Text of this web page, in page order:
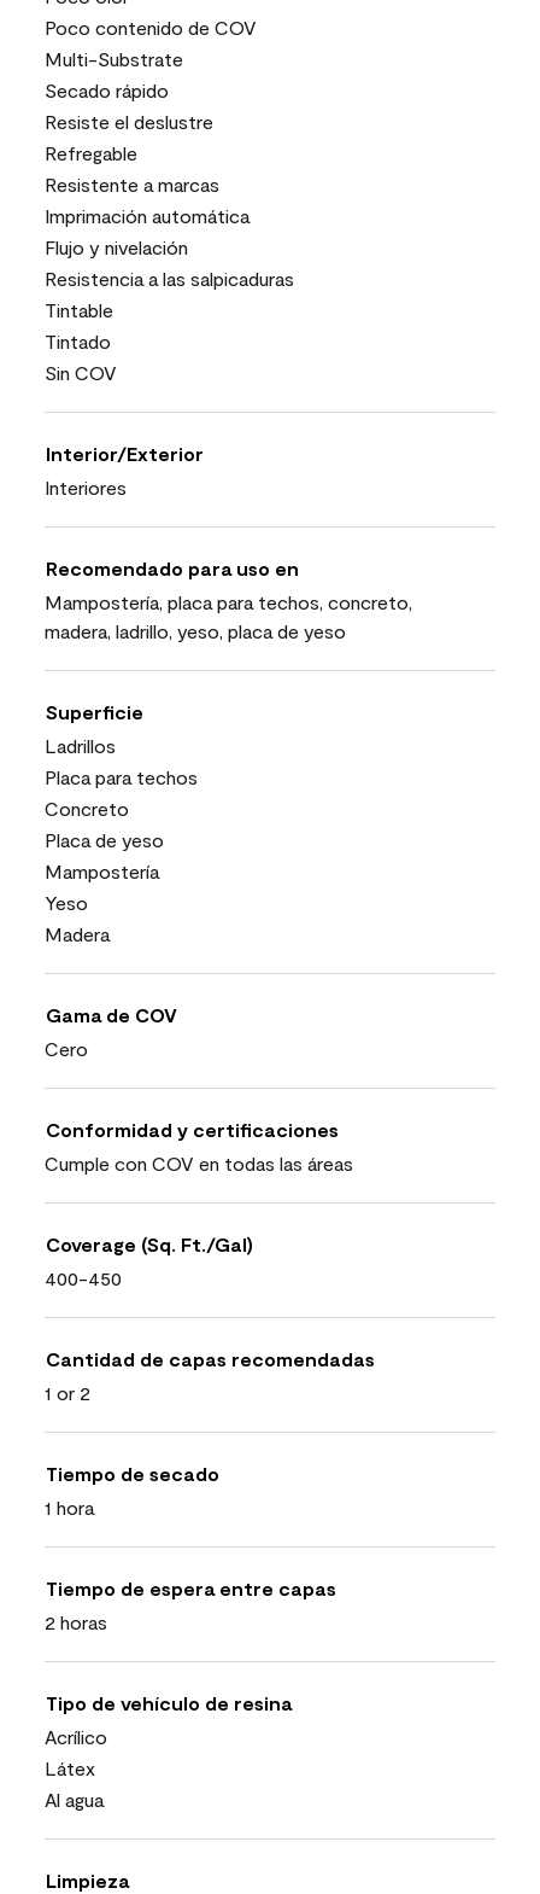
Poco contenido de COV
Multi-Substrate
Secado rápido
Resiste el deslustre
Refregable
Resistente a marcas
Imprimación automática
Flujo y nivelación
Resistencia a las salpicaduras
Tintable
Tintado
Sin COV
Interior/Exterior
Interiores
Recomendado para uso en
Mampostería, placa para techos, concreto,
madera, ladrillo, yeso, placa de yeso
Superficie
Ladrillos
Placa para techos
Concreto
Placa de yeso
Mampostería
Yeso
Madera
Gama de COV
Cero
Conformidad y certificaciones
Cumple con COV en todas las áreas
Coverage (Sq. Ft./Gal)
400-450
Cantidad de capas recomendadas
1 or 2
Tiempo de secado
1 hora
Tiempo de espera entre capas
2 horas
Tipo de vehículo de resina
Acrílico
Látex
Al agua
Limpieza